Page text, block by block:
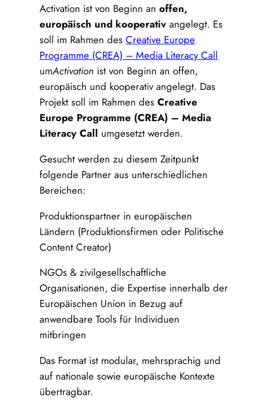
Activation ist von Beginn anoffen,
europäisch und kooperativ angelegt. Es
soll im Rahmen desCreative Europe
Programme (CREA) – Media Literacy Call
umActivation ist von Beginn an offen,
europäisch und kooperativ angelegt. Das
Projekt soll im Rahmen desCreative
Europe Programme (CREA) – Media
Literacy Call umgesetzt werden.
Gesucht werden zu diesem Zeitpunkt
folgende Partner aus unterschiedlichen
Bereichen:
Produktionspartner in europäischen
Ländern (Produktionsfirmen oder Politische
Content Creator)
NGOs & zivilgesellschaftliche
Organisationen, die Expertise innerhalb der
Europäischen Union in Bezug auf
anwendbare Tools für Individuen
mitbringen
Das Format ist modular, mehrsprachig und
auf nationale sowie europäische Kontexte
übertragbar.